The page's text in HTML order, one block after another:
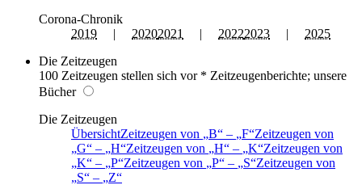
Corona-Chronik
2019 | 20202021 | 20222023 | 2025
Die Zeitzeugen
100 Zeitzeugen stellen sich vor * Zeitzeugenberichte; unsere
Bücher
Die Zeitzeugen
ÜbersichtZeitzeugen von B – F Zeitzeugen von
G
– H Zeitzeugen von H – K Zeitzeugen von
K
– P Zeitzeugen von P – S Zeitzeugen von
S
–
Z